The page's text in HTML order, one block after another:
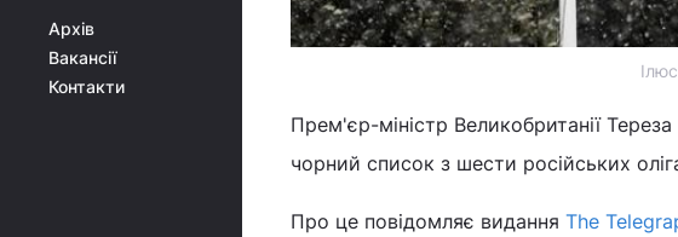
Архів
Вакансії
Контакти
Прем'єр-міністр Великобританії
чорний список з шести російських
Про це повідомляє видання The